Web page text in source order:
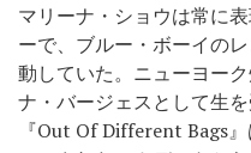
マリーナ・ショウは常に
ーで、ブルー・ボーイの
動していた。ニューヨー
ナ・バージェスとして生
『Out Of Different Bags